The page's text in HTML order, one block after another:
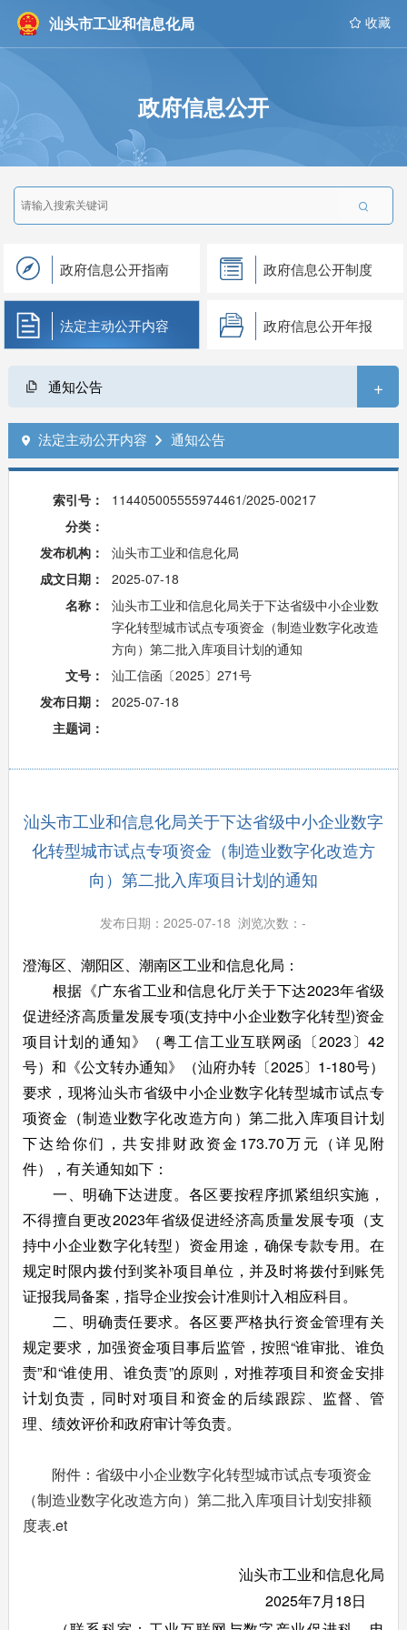
汕头市工业和信息化局  收藏
政府信息公开

政府信息公开指南 政府信息公开制度
法定主动公开内容 政府信息公开年报
通知公告 +
 法定主动公开内容  通知公告
索引号：
114405005555974461/2025-00217
分类：
发布机构：
汕头市工业和信息化局
成文日期：
2025-07-18
名称：
汕头市工业和信息化局关于下达省级中小企业数
字化转型城市试点专项资金（制造业数字化改造
方向）第二批入库项目计划的通知
文号：
汕工信函〔2025〕271号
发布日期：
2025-07-18
主题词：
汕头市工业和信息化局关于下达省级中小企业数字
化转型城市试点专项资金（制造业数字化改造方
向）第二批入库项目计划的通知
发布日期：2025-07-18 浏览次数：-
澄海区、潮阳区、潮南区工业和信息化局：
根据《广东省工业和信息化厅关于下达2023年省级
促进经济高质量发展专项(支持中小企业数字化转型)资金
项目计划的通知》（粤工信工业互联网函〔2023〕42
号）和《公文转办通知》（汕府办转〔2025〕1-180号）
要求，现将汕头市省级中小企业数字化转型城市试点专
项资金（制造业数字化改造方向）第二批入库项目计划
下达给你们，共安排财政资金173.70万元（详见附
件），有关通知如下：
一、明确下达进度。各区要按程序抓紧组织实施，
不得擅自更改2023年省级促进经济高质量发展专项（支
持中小企业数字化转型）资金用途，确保专款专用。在
规定时限内拨付到奖补项目单位，并及时将拨付到账凭
证报我局备案，指导企业按会计准则计入相应科目。
二、明确责任要求。各区要严格执行资金管理有关
规定要求，加强资金项目事后监管，按照“谁审批、谁负
责”和“谁使用、谁负责”的原则，对推荐项目和资金安排
计划负责，同时对项目和资金的后续跟踪、监督、管
理、绩效评价和政府审计等负责。
附件：省级中小企业数字化转型城市试点专项资金
（制造业数字化改造方向）第二批入库项目计划安排额
度表.et
汕头市工业和信息化局
2025年7月18日